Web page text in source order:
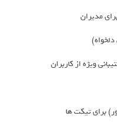
مدیران
ویژه از کاربران
برای تیکت ها